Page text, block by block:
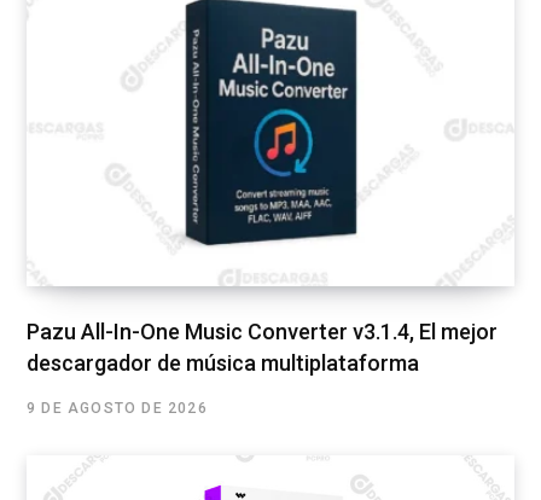
Pazu All-In-One Music Converter v3.1.4, El mejor
descargador de música multiplataforma
9 DE AGOSTO DE 2026